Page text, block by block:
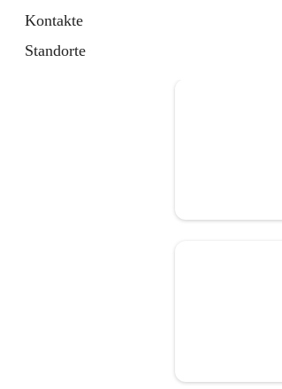
Kontakte
Standorte